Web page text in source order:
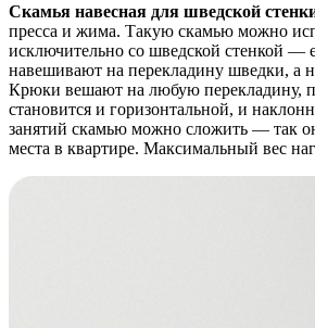
Скамья навесная для шведской
пресса и жима. Такую скамью можно
исключительно со шведской стенкой —
навешивают на перекладину шведки, а
Крюки вешают на любую перекладину,
становится и горизонтальной, и
занятий скамью можно сложить — так
места в квартире. Максимальный вес